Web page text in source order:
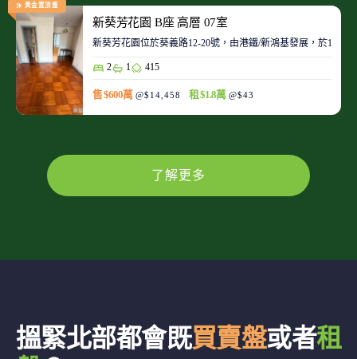
黃金置頂盤
新葵芳花園 B座 高層 07室
新葵芳花園位於葵義路12-20號，由港鐵/新鴻基發展，於
2 1 415
售 $600萬 @$14,458 租 $1.8萬 @$43
了解更多
搵緊北部都會既買賣盤或者租